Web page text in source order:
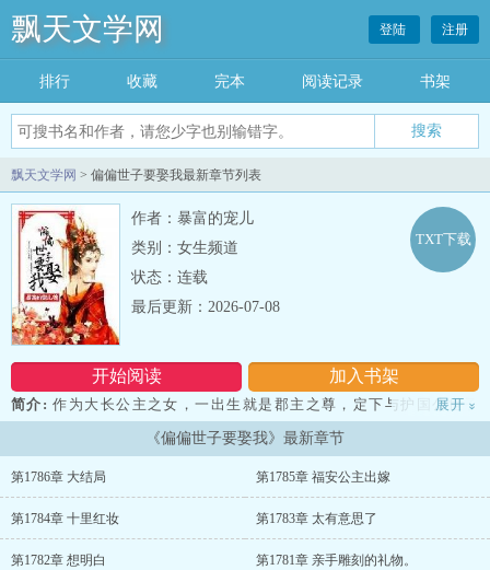
飘天文学网 登陆 注册
排行 收藏 完本 阅读记录 书架
飘天文学网 > 偏偏世子要娶我最新章节列表
作者：暴富的宠儿
类别：女生频道
状态：连载
开始阅读 加入书架
TXT下载
最后更新：2026-07-08
简介: 作为大长公主之女，一出生就是郡主之尊，定下与护国公世子
的婚事，是大安朝人从羡慕的一对；一夜之间，全家一百余口人被冠
上通敌的罪名，午门砍头。他却以自己和人通奸的罪名，给了自己一
杯毒酒。原来所有的一切，都是阴谋。重生归来，她定要保护好家
展开 »
《偏偏世子要娶我》最新章节
第1786章 大结局 第1785章 福安公主出嫁
第1784章 十里红妆 第1783章 太有意思了
第1782章 想明白 第1781章 亲手雕刻的礼物。